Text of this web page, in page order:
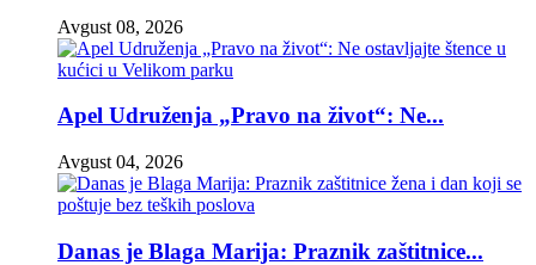
Avgust 08, 2026
Apel Udruženja „Pravo na život“: Ne...
Avgust 04, 2026
Danas je Blaga Marija: Praznik zaštitnice...